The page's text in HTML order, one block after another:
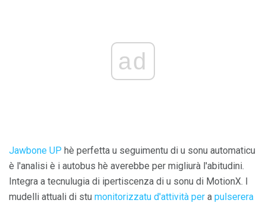
ad
Jawbone UP hè perfetta u seguimentu di u sonu automaticu
è l'analisi è i autobus hè averebbe per migliurà l'abitudini.
Integra a tecnulugia di ipertiscenza di u sonu di MotionX. I
mudelli attuali di stu monitorizzatu d'attività per a pulserera